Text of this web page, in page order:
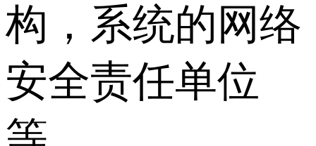
构，系统的网络
安全责任单位